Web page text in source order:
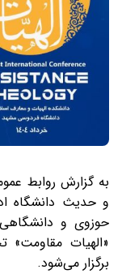
به گزارش روابط
و حدیث دانشگاه
حوزوی و
«الهیات مقاومت»
برگزار می‌‌شود.